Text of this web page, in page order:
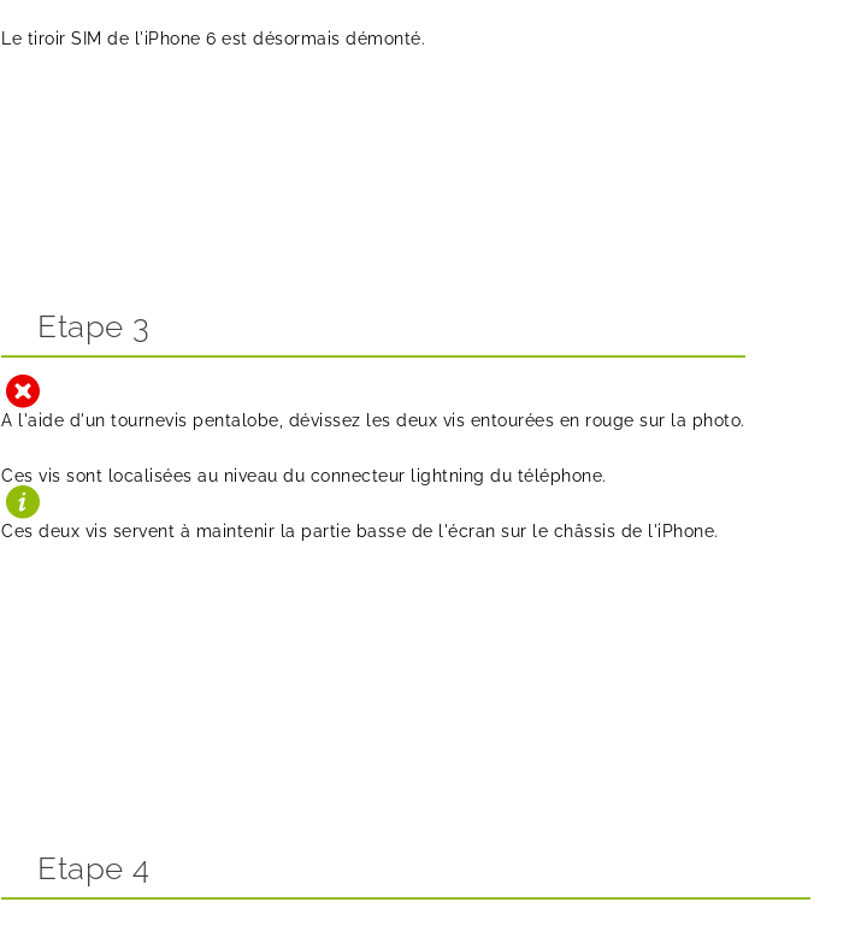
Le tiroir SIM de l'iPhone 6 est désormais démonté.
Etape 3
A l'aide d'un tournevis pentalobe, dévissez les deux vis entourées en rouge sur la photo.
Ces vis sont localisées au niveau du connecteur lightning du téléphone.
Ces deux vis servent à maintenir la partie basse de l'écran sur le châssis de l'iPhone.
Etape 4